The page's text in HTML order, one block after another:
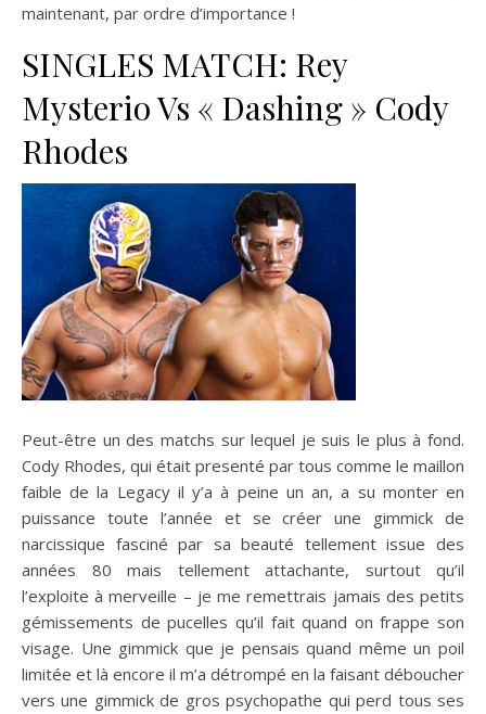
maintenant, par ordre d’importance !
SINGLES MATCH: Rey
Mysterio Vs « Dashing » Cody
Rhodes
Peut-être un des matchs sur lequel je suis le plus à fond.
Cody Rhodes, qui était presenté par tous comme le maillon
faible de la Legacy il y’a à peine un an, a su monter en
puissance toute l’année et se créer une gimmick de
narcissique fasciné par sa beauté tellement issue des
années 80 mais tellement attachante, surtout qu’il
l’exploite à merveille – je me remettrais jamais des petits
gémissements de pucelles qu’il fait quand on frappe son
visage. Une gimmick que je pensais quand même un poil
limitée et là encore il m’a détrompé en la faisant déboucher
vers une gimmick de gros psychopathe qui perd tous ses